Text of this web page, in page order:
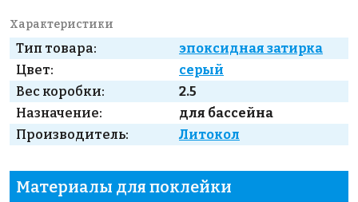
Характеристики
Тип товара:
эпоксидная затирка
Цвет:
серый
Вес коробки:
2.5
Назначение:
для бассейна
Производитель:
Литокол
Материалы для поклейки